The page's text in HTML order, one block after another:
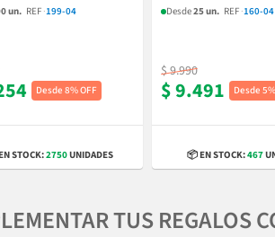
un. REF ·199-04
8% OFF
STOCK:2750UNIDADES
Desde25 un. REF ·160-04
$ 9.990
$ 9.491
📦 EN STOCK:467
TUS REGALOS